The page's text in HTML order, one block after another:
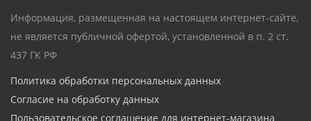
Информация, размещенная на настоящем интернет-сайте,
не является публичной офертой, установленной в п. 2 ст.
437 ГК РФ
Политика обработки персональных данных
Согласие на обработку данных
Пользовательское соглашение для интернет-магазина